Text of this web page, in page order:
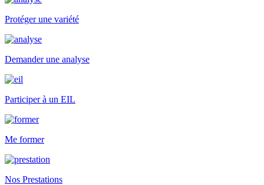
Protéger une variété
Demander une analyse
Participer à un EIL
Me former
Nos Prestations